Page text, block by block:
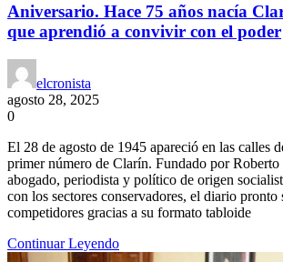
Aniversario. Hace 75 años nacía
que aprendió a convivir con el poder
elcronista
agosto 28, 2025
0
El 28 de agosto de 1945 apareció en las calles
primer número de Clarín. Fundado por
abogado, periodista y político de origen
con los sectores conservadores, el diario pronto
competidores gracias a su formato tabloide
Continuar Leyendo